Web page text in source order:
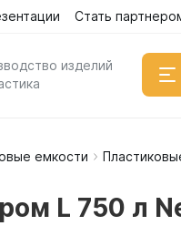
Стать
изделий
емкости
L 750 л